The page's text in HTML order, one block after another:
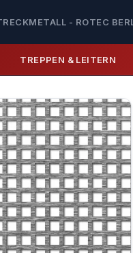
- ROTEC
TREPPEN & LEITERN